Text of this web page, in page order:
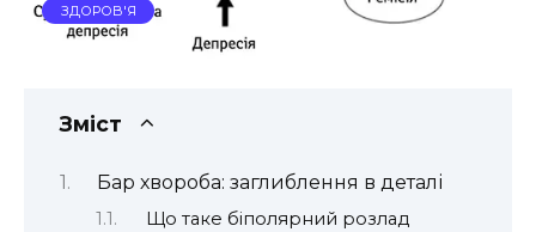
ЗДОРОВ'Я
Зміст
Бар хвороба: заглиблення в деталі
Що таке біполярний розлад